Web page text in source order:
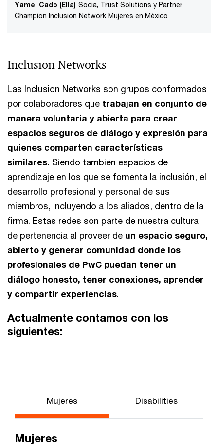
Yamel Cado (Ella) Socia, Trust Solutions y Partner
Champion Inclusion Network Mujeres en México
Inclusion Networks
Las Inclusion Networks son grupos conformados
por colaboradores que trabajan en conjunto de
manera voluntaria y abierta para crear
espacios seguros de diálogo y expresión para
quienes comparten características
similares. Siendo también espacios de
aprendizaje en los que se fomenta la inclusión, el
desarrollo profesional y personal de sus
miembros, incluyendo a los aliados, dentro de la
firma. Estas redes son parte de nuestra cultura
de pertenencia al proveer de un espacio seguro,
abierto y generar comunidad donde los
profesionales de PwC puedan tener un
diálogo honesto, tener conexiones, aprender
y compartir experiencias.
Actualmente contamos con los
siguientes:
Mujeres Disabilities
Mujeres